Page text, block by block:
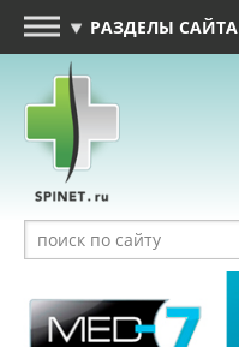
РАЗДЕЛЫ САЙТА